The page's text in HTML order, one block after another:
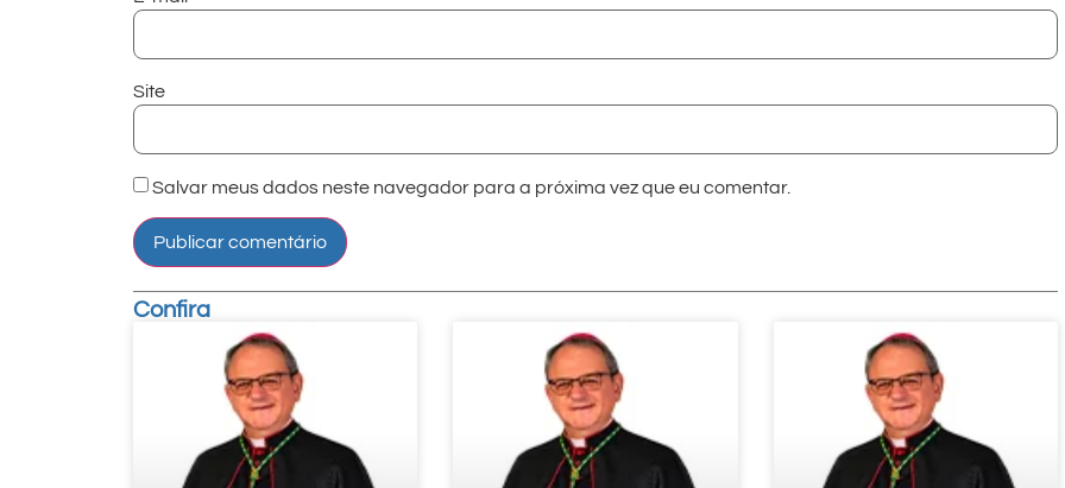
Site
Salvar meus dados neste navegador para a próxima vez que eu comentar.
Confira